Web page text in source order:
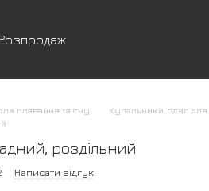
Розпродаж
плавання та сну
Купальники, одяг
роздільний
Написати відгук